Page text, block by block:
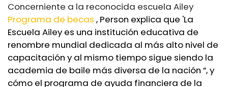
Concerniente a la reconocida escuela Ailey
Programa de becas , Person explica que 'La
Escuela Ailey es una institución educativa de
renombre mundial dedicada al más alto nivel de
capacitación y al mismo tiempo sigue siendo la
academia de baile más diversa de la nación ”, y
cómo el programa de ayuda financiera de la